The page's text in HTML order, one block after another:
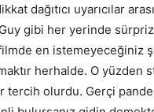
dağıtıcı uyarıcılar
gibi her yerinde
en istemeyeceğiniz
herhalde. O yüzden
tercih olurdu. Gerçi